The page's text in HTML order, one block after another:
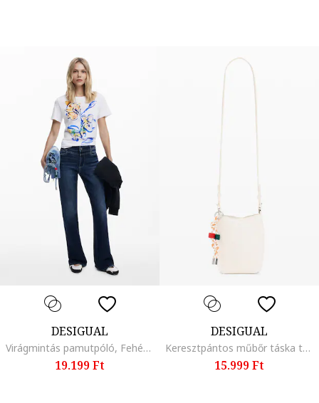
DESIGUAL
Virágmintás pamutpóló, Fehér/Kék
19.199 Ft
DESIGUAL
Keresztpántos műbőr táska több pánttal, Fehér/Sütőtökszín
15.999 Ft